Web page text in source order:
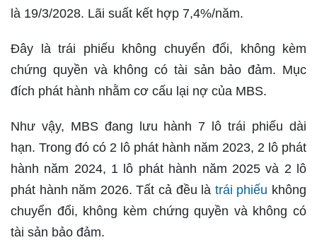
là 19/3/2028. Lãi suất kết hợp 7,4%/năm.
Đây là trái phiếu không chuyển đổi, không kèm
chứng quyền và không có tài sản bảo đảm. Mục
đích phát hành nhằm cơ cấu lại nợ của MBS.
Như vậy, MBS đang lưu hành 7 lô trái phiếu dài
hạn. Trong đó có 2 lô phát hành năm 2023, 2 lô phát
hành năm 2024, 1 lô phát hành năm 2025 và 2 lô
phát hành năm 2026. Tất cả đều là trái phiếu không
chuyển đổi, không kèm chứng quyền và không có
tài sản bảo đảm.